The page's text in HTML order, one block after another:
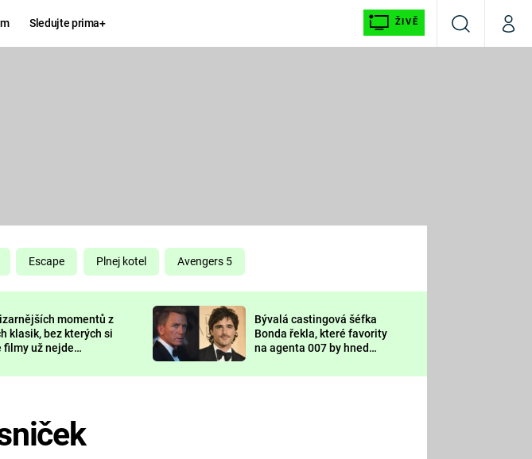
Sledujte prima+ ŽIVĚ
VyhledáváníMůj
KOMEDIE
CHUCK
NORRIS
DEADPOOL
Prima LAJK
Sledujte nás
Escape Plnej kotel Avengers 5
momentů z
klasik, bez kterých si
filmy už nejde
Bývalá castingová šéfka
Bonda řekla, které favority
na agenta 007 by hned